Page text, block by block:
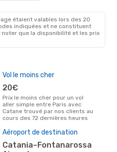
étaient valables lors des 20
indiquées et ne constituent
noter que la disponibilité et les prix
Vol le moins cher
20€
Prix le moins cher pour un vol
aller simple entre Paris avec
Catane trouvé par nos clients au
cours des 72 dernières heures
Aéroport de destination
Catania–Fontanarossa